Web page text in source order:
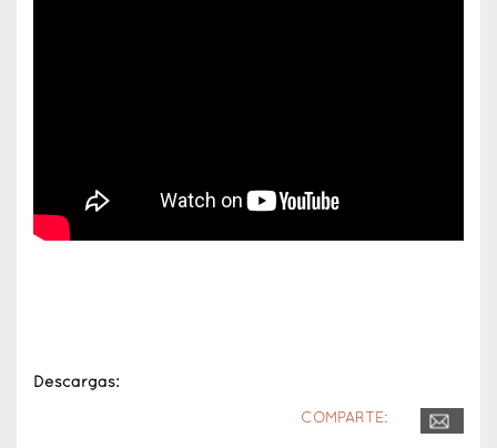
Descargas:
COMPARTE: